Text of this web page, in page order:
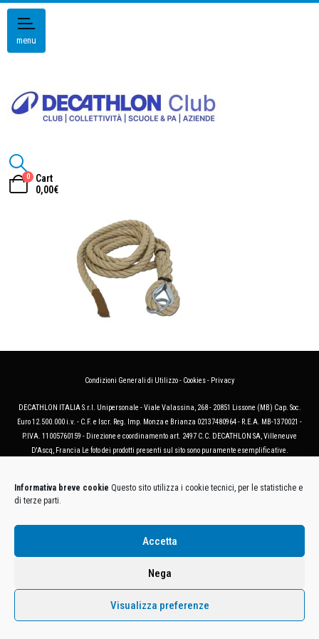
Informativa breve cookie Questo sito utilizza i cookie tecnici, per le statistiche e
di terze parti.
Accetta
Nega
Visualizza preferenze
menu
0
Cart
0,00€
Condizioni Generali di Utilizzo- Cookies- Privacy
DECATHLON ITALIA S.r.l. Unipersonale - Viale Valassina, 268 - 20851 Lissone (MB) Cap. Soc.
Euro 12.500.000 i.v. - C.F. e Iscr. Reg. Imp. Monza e Brianza 02137480964 - R.E.A. MB-1370021 -
P.IVA. 11005760159 - Direzione e coordinamento art. 2497 C.C. DECATHLON SA, Villeneuve
D'Ascq, Francia Le foto dei prodotti presenti sul sito sono puramente esemplificative.